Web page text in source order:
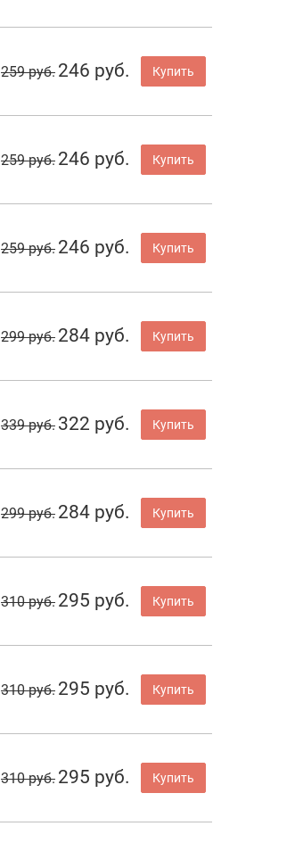
259 руб. 246 руб. Купить
259 руб. 246 руб. Купить
259 руб. 246 руб. Купить
299 руб. 284 руб. Купить
339 руб. 322 руб. Купить
299 руб. 284 руб. Купить
310 руб. 295 руб. Купить
310 руб. 295 руб. Купить
310 руб. 295 руб. Купить